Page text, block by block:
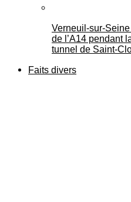
Verneuil-sur-
de l’A14 pendant
tunnel de Saint-
Faits divers